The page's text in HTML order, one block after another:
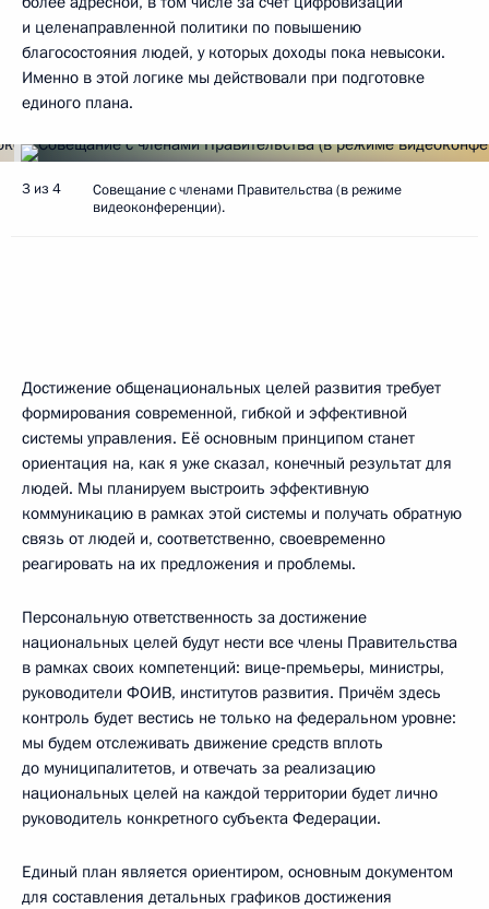
и целенаправленной политики по повышению
благосостояния людей, у которых доходы пока невысоки.
Именно в этой логике мы действовали при подготовке
единого плана.
3 из 4
Совещание с членами Правительства (в режиме
видеоконференции).
Достижение общенациональных целей развития требует
формирования современной, гибкой и эффективной
системы управления. Её основным принципом станет
ориентация на, как я уже сказал, конечный результат для
людей. Мы планируем выстроить эффективную
коммуникацию в рамках этой системы и получать обратную
связь от людей и, соответственно, своевременно
реагировать на их предложения и проблемы.
Персональную ответственность за достижение
национальных целей будут нести все члены Правительства
в рамках своих компетенций: вице‑премьеры, министры,
руководители ФОИВ, институтов развития. Причём здесь
контроль будет вестись не только на федеральном уровне:
мы будем отслеживать движение средств вплоть
до муниципалитетов, и отвечать за реализацию
национальных целей на каждой территории будет лично
руководитель конкретного субъекта Федерации.
Единый план является ориентиром, основным документом
для составления детальных графиков достижения